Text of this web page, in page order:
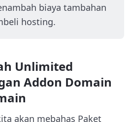
biaya tambahan
hosting.
Unlimited
Addon Domain
akan mebahas Paket